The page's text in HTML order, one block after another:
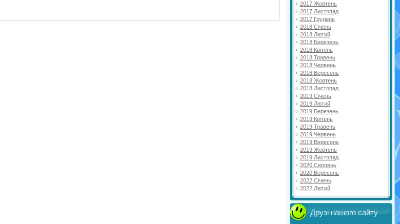
2017 Жовтень
2017 Листопад
2017 Грудень
2018 Січень
2018 Лютий
2018 Березень
2018 Квітень
2018 Травень
2018 Червень
2018 Вересень
2018 Жовтень
2018 Листопад
2019 Січень
2019 Лютий
2019 Березень
2019 Квітень
2019 Травень
2019 Червень
2019 Вересень
2019 Жовтень
2019 Листопад
2020 Серпень
2020 Вересень
2022 Січень
2022 Лютий
Друзі нашого сайту